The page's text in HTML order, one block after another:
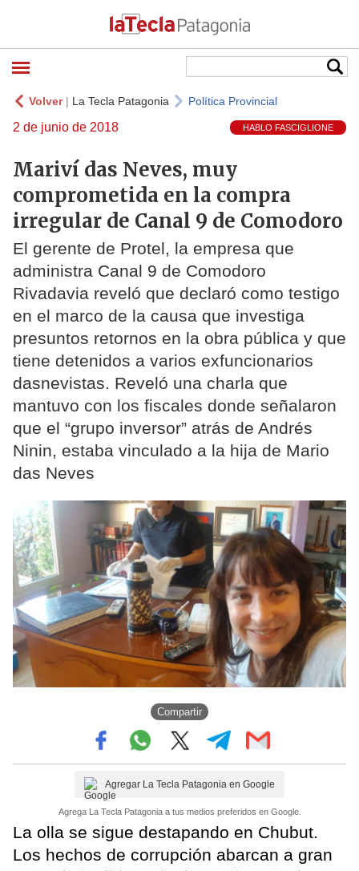
Volver| La Tecla Patagonia Política Provincial
2 de junio de 2018 HABLO FASCIGLIONE
Mariví das Neves, muy
comprometida en la compra
irregular de Canal 9 de Comodoro
El gerente de Protel, la empresa que
administra Canal 9 de Comodoro
Rivadavia reveló que declaró como testigo
en el marco de la causa que investiga
presuntos retornos en la obra pública y que
tiene detenidos a varios exfuncionarios
dasnevistas. Reveló una charla que
mantuvo con los fiscales donde señalaron
que el “grupo inversor” atrás de Andrés
Ninin, estaba vinculado a la hija de Mario
das Neves
Compartir
Agregar La Tecla Patagonia en Google
Agrega La Tecla Patagonia a tus medios preferidos en Google.
La olla se sigue destapando en Chubut.
Los hechos de corrupción abarcan a gran